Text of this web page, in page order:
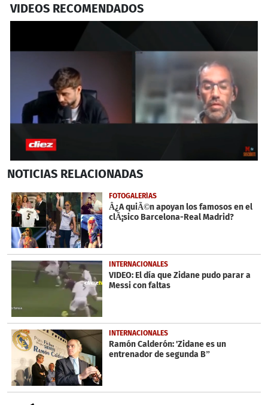
VIDEOS RECOMENDADOS
seconds
6
minutes,
1
second
NOTICIAS RELACIONADAS
FOTOGALERÍAS
Â¿A quiÃ©n apoyan los famosos en el
clÃ¡sico Barcelona-Real Madrid?
INTERNACIONALES
VIDEO: El día que Zidane pudo parar a
Messi con faltas
INTERNACIONALES
Ramón Calderón: 'Zidane es un
entrenador de segunda B”